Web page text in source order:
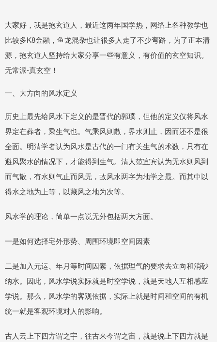
大家好，我是抱玄道人，最近这两年国学热，网络上各种教学也
比较多K8金融，鱼龙混杂也让很多人走了不少弯路，为了正本清
源，抱玄道人坚持给大家分享一些有意义，有价值的玄空知识。
无常派-真玄空！
一、大方向的风水定义
历史上最先给风水下定义的是晋代的郭璞，但他的定义仅将风水
界定在葬者，乘生气也。气乘风则散，界水则止，因而还不是很
全面。明清学者认为风水是古代的一门有关生气的术数，只有在
避风聚水的情况下，才能得到生气。清人范宜宾认为无水则风到
而气散，有水则气止而风无，故风水两字为地学之最。而其中以
得水之地为上等，以藏风之地为次等。
风水学的理论，简单一点说无外包括两大方面。
一是如何选择宅外形势、周围环境即空间因素
二是加入元运、年月等时间因素，依据理气的要求去立向和消砂
纳水。因此，风水学说实际就是时空学说，就是天地人互相感应
学说。那么，风水学的客观依据，实际上就是时间和空间的有机
统一就是客观环境对人的影响。
古人云上下四方谓之宇，往古来今谓之宙，就是说上下四方就是